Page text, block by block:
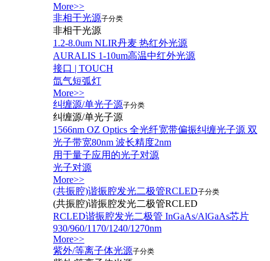
More>>
非相干光源子分类
非相干光源
1.2-8.0um NLIR丹麦 热红外光源
AURALIS 1-10um高温中红外光源
接口 | TOUCH
氙气短弧灯
More>>
纠缠源/单光子源子分类
纠缠源/单光子源
1566nm OZ Optics 全光纤宽带偏振纠缠光子源 双
光子带宽80nm 波长精度2nm
用于量子应用的光子对源
光子对源
More>>
(共振腔)谐振腔发光二极管RCLED子分类
(共振腔)谐振腔发光二极管RCLED
RCLED谐振腔发光二极管 InGaAs/AlGaAs芯片
930/960/1170/1240/1270nm
More>>
紫外/等离子体光源子分类